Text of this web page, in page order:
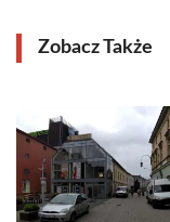
Zobacz Także